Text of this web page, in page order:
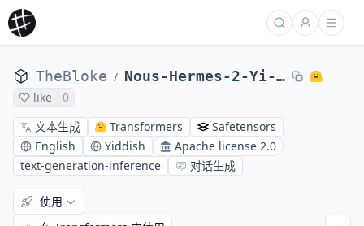
TheBloke / Nous-Hermes-2-Yi-34B-AWQ
like
0
文本生成
Transformers
Safetensors
English
Yiddish
Apache license 2.0
text-generation-inference
对话生成
使用